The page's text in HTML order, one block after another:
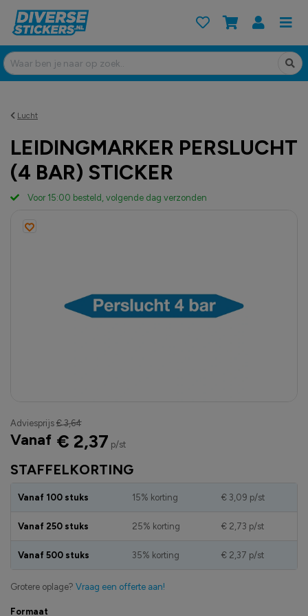
Lucht
LEIDINGMARKER PERSLUCHT
(4 BAR) STICKER
Formaat
STAFFELKORTING
Vanaf 100 stuks 15% korting € 3,09 p/st
Vanaf 250 stuks 25% korting € 2,73 p/st
Vanaf 500 stuks 35% korting € 2,37 p/st
Grotere oplage? Vraag een offerte aan!
Adviesprijs € 3,64
Vanaf € 2,37 p/st
Voor 15:00 besteld, volgende dag verzonden